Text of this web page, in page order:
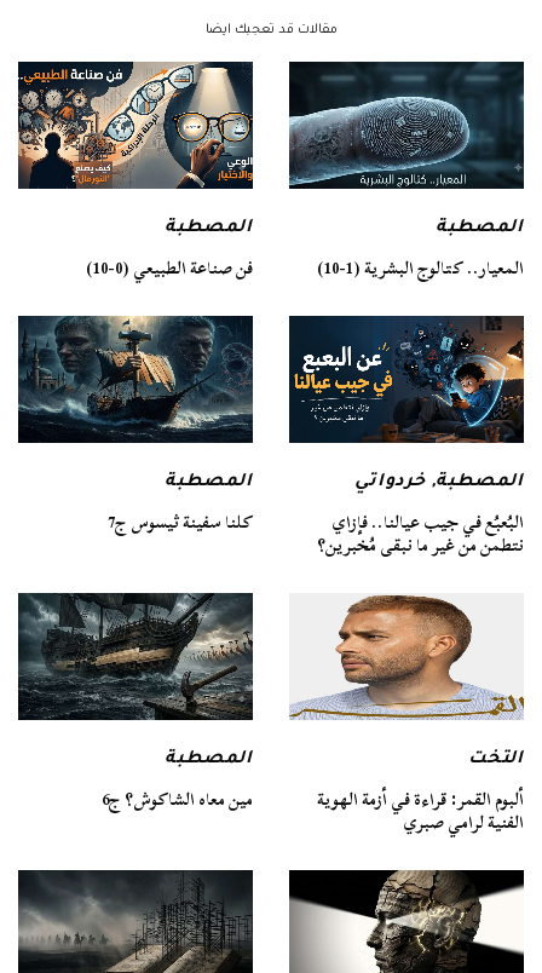
مقالات قد تعجبك ايضا
المصطبة
المعيار.. كتالوج البشرية (1-10)
المصطبة
فن صناعة الطبيعي (0-10)
المصطبة,خردواتي
البُعبُع في جيب عيالنا.. فإزاي
نتطمن من غير ما نبقى مُخبرين؟
المصطبة
كلنا سفينة ثيسوس ج7
التخت
ألبوم القمر: قراءة في أزمة الهوية
الفنية لرامي صبري
المصطبة
مين معاه الشاكوش؟ ج6